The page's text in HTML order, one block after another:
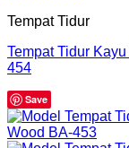
Tempat Tidur
Tempat Tidur
454
Save